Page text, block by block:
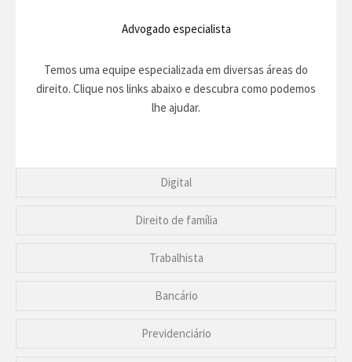
Advogado especialista
Temos uma equipe especializada em diversas áreas do
direito. Clique nos links abaixo e descubra como podemos
lhe ajudar.
Digital
Direito de família
Trabalhista
Bancário
Previdenciário